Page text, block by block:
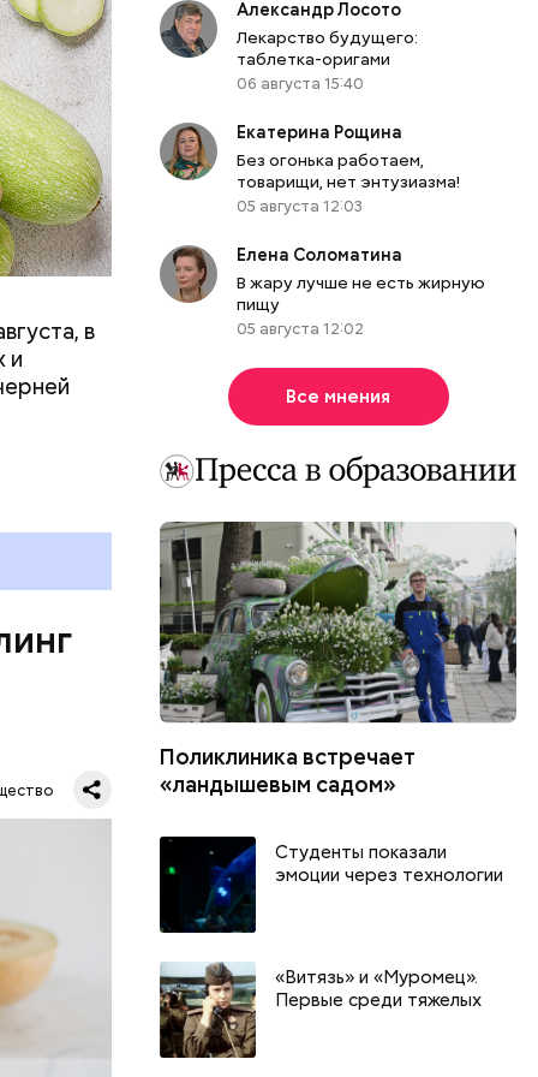
в
и
у
Александр Лосото
Лекарство будущего:
таблетка-оригами
06 августа 15:40
Екатерина Рощина
Без огонька работаем,
товарищи, нет энтузиазма!
05 августа 12:03
Елена Соломатина
В жару лучше не есть жирную
пищу
05 августа 12:02
Все мнения
Поликлиника встречает
«ландышевым садом»
Студенты показали
эмоции через технологии
«Витязь» и «Муромец».
Первые среди тяжелых